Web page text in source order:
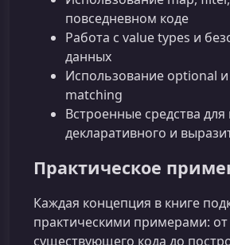
повседневном коде
Работа с value types и
данных
Использование optional
matching
Встроенные средства
декларативного и
Практическое
Каждая концепция в книге
практическими примерами:
существующего кода до